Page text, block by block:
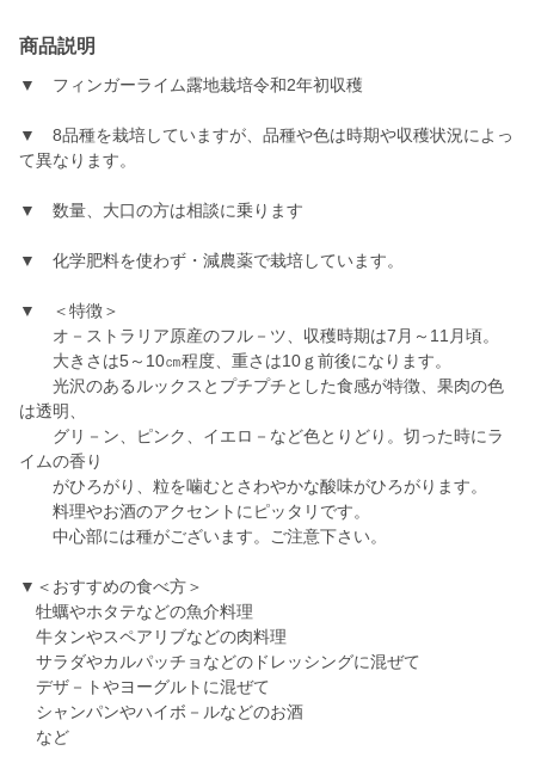
商品説明
▼ フィンガーライム露地栽培令和2年初収穫
▼ 8品種を栽培していますが、品種や色は時期や収穫状況によっ
て異なります。
▼ 数量、大口の方は相談に乗ります
▼ 化学肥料を使わず・減農薬で栽培しています。
▼ ＜特徴＞
オ－ストラリア原産のフル－ツ、収穫時期は7月～11月頃。
大きさは5～10㎝程度、重さは10ｇ前後になります。
光沢のあるルックスとプチプチとした食感が特徴、果肉の色
は透明、
グリ－ン、ピンク、イエロ－など色とりどり。切った時にラ
イムの香り
がひろがり、粒を噛むとさわやかな酸味がひろがります。
料理やお酒のアクセントにピッタリです。
中心部には種がございます。ご注意下さい。
▼＜おすすめの食べ方＞
牡蠣やホタテなどの魚介料理
牛タンやスペアリブなどの肉料理
サラダやカルパッチョなどのドレッシングに混ぜて
デザ－トやヨーグルトに混ぜて
シャンパンやハイボ－ルなどのお酒
など